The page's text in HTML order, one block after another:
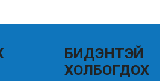
БИДЭНТЭЙ
ХОЛБОГДОХ